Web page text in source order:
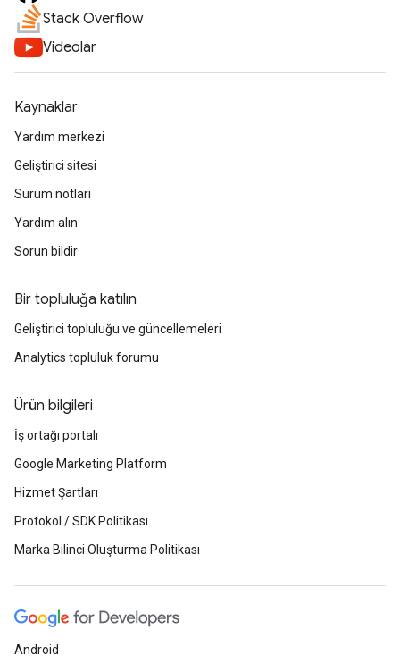
Stack Overflow
Videolar
Kaynaklar
Yardım merkezi
Geliştirici sitesi
Sürüm notları
Yardım alın
Sorun bildir
Bir topluluğa katılın
Geliştirici topluluğu ve güncellemeleri
Analytics topluluk forumu
Ürün bilgileri
İş ortağı portalı
Google Marketing Platform
Hizmet Şartları
Protokol / SDK Politikası
Marka Bilinci Oluşturma Politikası
Android